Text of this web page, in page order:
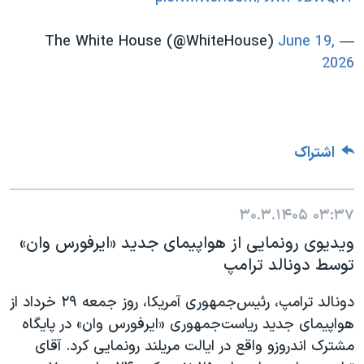
— The White House (@WhiteHouse)
June 19,
2026
اشتراک
۰۳:۳۷ ۳۰.۳.۱۴۰۵
ویدیوی رونمایی از هواپیمای جدید «ایرفورس وان»
توسط دونالد ترامپ
دونالد ترامپ، رئيس‌جمهوری آمریکا، روز جمعه ۲۹ خرداد از
هواپیمای جدید ریاست‌جمهوری «ایرفورس وان» در پایگاه
مشترک اندروزو واقع در ایالت مریلند رونمایی کرد. آقای